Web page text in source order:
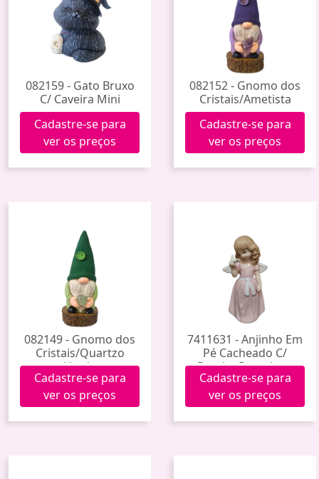
082159 - Gato Bruxo
C/ Caveira Mini
Cadastre-se para
ver os preços
082152 - Gnomo dos
Cristais/Ametista
Cadastre-se para
ver os preços
082149 - Gnomo dos
Cristais/Quartzo
Verde
Cadastre-se para
ver os preços
7411631 - Anjinho Em
Pé Cacheado C/
Pomba Porcelana
Y6646-10 (96)
Cadastre-se para
ver os preços